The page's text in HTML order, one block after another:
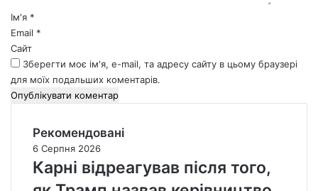
*Ім'я *
Email *
Сайт
Зберегти моє ім'я, e-mail, та адресу сайту в цьому браузері
для моїх подальших коментарів.
Рекомендовані
6 Серпня 2026
Карні відреагував після того,